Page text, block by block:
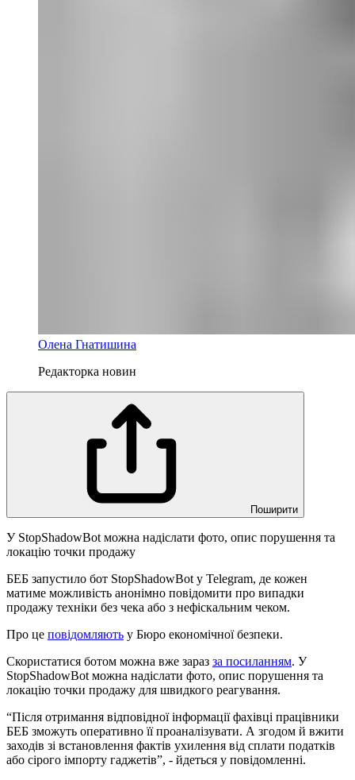
Олена Гнатишина
Редакторка новин
Поширити
У StopShadowBot можна надіслати фото, опис порушення та
локацію точки продажу
БЕБ запустило бот StopShadowBot у Telegram, де кожен
матиме можливість анонімно повідомити про випадки
продажу техніки без чека або з нефіскальним чеком.
Про це повідомляють у Бюро економічної безпеки.
Скористатися ботом можна вже зараз за посиланням. У
StopShadowBot можна надіслати фото, опис порушення та
локацію точки продажу для швидкого реагування.
“Після отримання відповідної інформації фахівці працівники
БЕБ зможуть оперативно її проаналізувати. А згодом й вжити
заходів зі встановлення фактів ухилення від сплати податків
або сірого імпорту гаджетів”, - йдеться у повідомленні.